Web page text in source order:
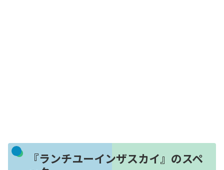
『ランチユーインザスカイ』のスペ